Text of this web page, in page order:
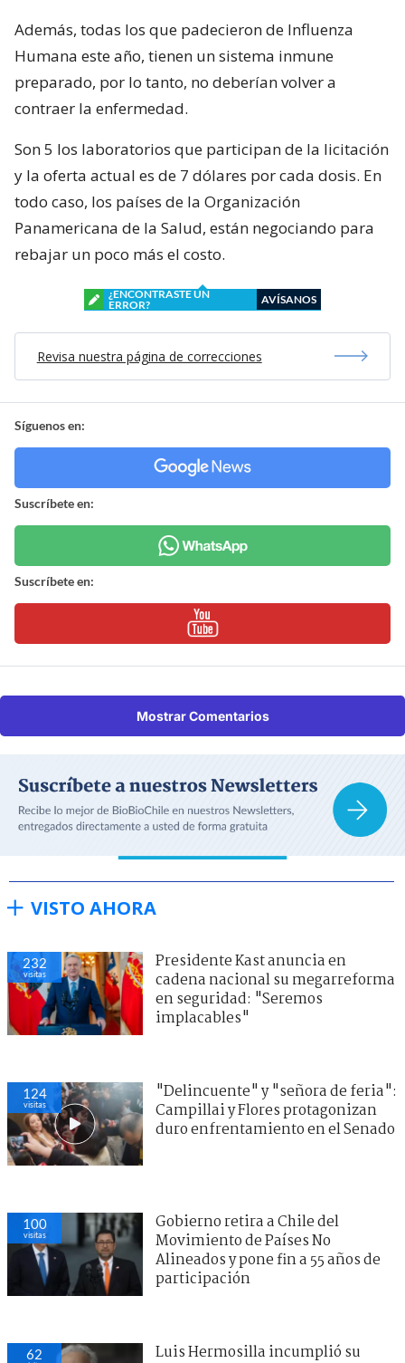
Además, todas los que padecieron de Influenza
Humana este año, tienen un sistema inmune
preparado, por lo tanto, no deberían volver a
contraer la enfermedad.
Son 5 los laboratorios que participan de la licitación
y la oferta actual es de 7 dólares por cada dosis. En
todo caso, los países de la Organización
Panamericana de la Salud, están negociando para
rebajar un poco más el costo.
¿ENCONTRASTE UN
ERROR?
AVÍSANOS
Revisa nuestra página de correcciones
Síguenos en:
Suscríbete en:
Suscríbete en:
Mostrar Comentarios
VISTO AHORA
232
visitas
Presidente Kast anuncia en
cadena nacional su megarreforma
en seguridad: "Seremos
implacables"
124
visitas
"Delincuente" y "señora de feria":
Campillai y Flores protagonizan
duro enfrentamiento en el Senado
100
visitas
Gobierno retira a Chile del
Movimiento de Países No
Alineados y pone fin a 55 años de
participación
62
Luis Hermosilla incumplió su